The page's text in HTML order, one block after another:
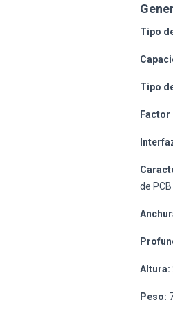
Tipo
Tipo
Factor
de
Altura:
Peso: